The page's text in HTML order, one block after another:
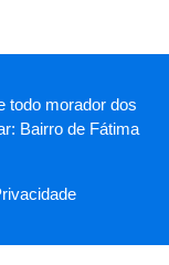
todo morador dos
Bairro de Fátima